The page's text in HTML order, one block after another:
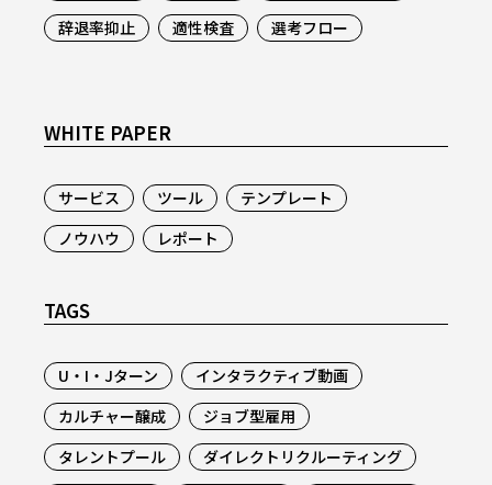
辞退率抑止
適性検査 選考フロー
WHITE PAPER
サービス ツール
テンプレート
ノウハウ
レポート
TAGS
U・I・Jターン
インタラクティブ動画
カルチャー醸成
ジョブ型雇用
タレントプール
ダイレクトリクルーティング